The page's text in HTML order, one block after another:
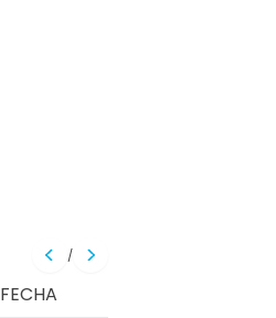
/
FECHA